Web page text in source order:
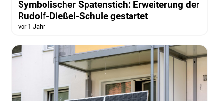
Symbolischer Spatenstich: Erweiterung der
Rudolf-Dießel-Schule gestartet
vor 1 Jahr